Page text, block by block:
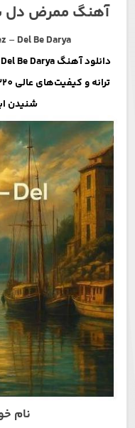
آهنگ ممرض دل
– Del Be Darya
شنیدن
نام